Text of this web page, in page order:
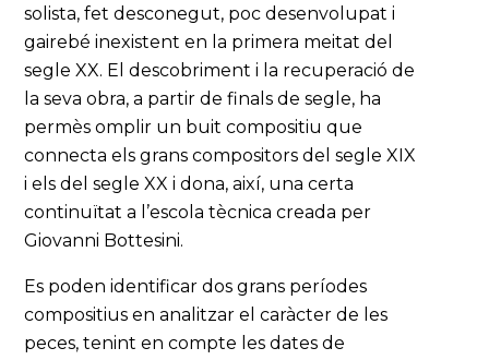
solista, fet desconegut, poc desenvolupat i
gairebé inexistent en la primera meitat del
segle XX. El descobriment i la recuperació de
la seva obra, a partir de finals de segle, ha
permès omplir un buit compositiu que
connecta els grans compositors del segle XIX
i els del segle XX i dona, així, una certa
continuïtat a l’escola tècnica creada per
Giovanni Bottesini.
Es poden identificar dos grans períodes
compositius en analitzar el caràcter de les
peces, tenint en compte les dates de